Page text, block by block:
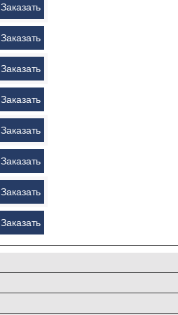
Заказать
Заказать
Заказать
Заказать
Заказать
Заказать
Заказать
Заказать